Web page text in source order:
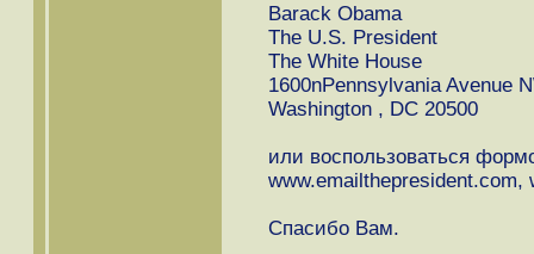
Barack Obama
The U.S. President
The White House
1600nPennsylvania Avenue
Washington , DC 20500
или воспользоваться
www.emailthepresident.com,
Спасибо Вам.